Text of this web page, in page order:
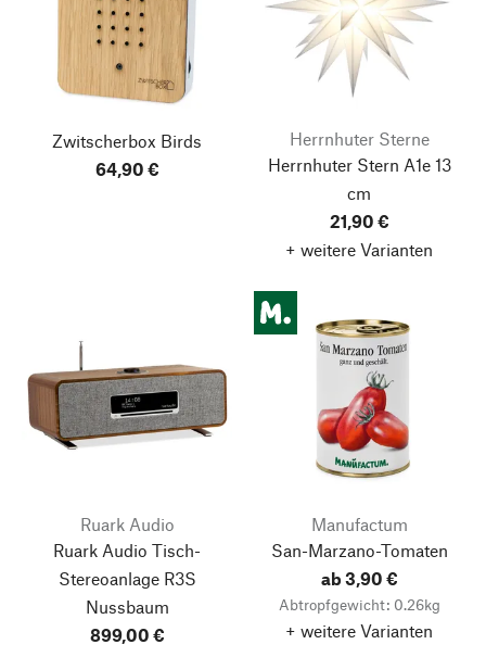
Zwitscherbox Birds
64,90 €
Herrnhuter Sterne
Herrnhuter Stern A1e 13
cm
21,90 €
+ weitere Varianten
Ruark Audio
Ruark Audio Tisch-
Stereoanlage R3S
Nussbaum
899,00 €
Manufactum
San-Marzano-Tomaten
ab 3,90 €
Abtropfgewicht: 0.26kg
+ weitere Varianten